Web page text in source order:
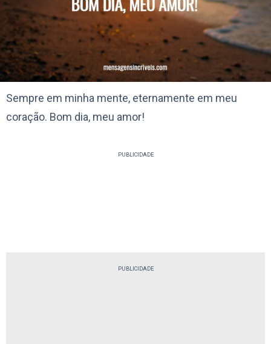
Sempre em minha mente, eternamente em meu
coração. Bom dia, meu amor!
PUBLICIDADE
PUBLICIDADE